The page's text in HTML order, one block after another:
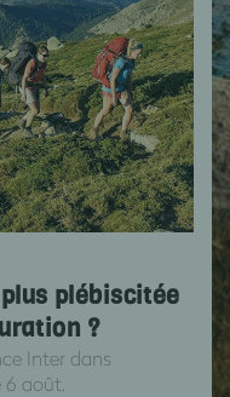
plébiscitée
?
Inter dans
6 août.